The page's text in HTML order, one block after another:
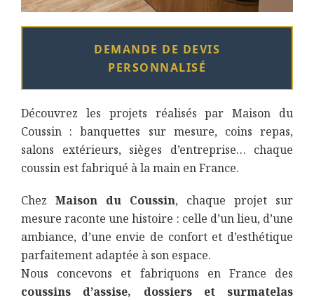
DEMANDE DE DEVIS
PERSONNALISÉ
Découvrez les projets réalisés par Maison du
Coussin : banquettes sur mesure, coins repas,
salons extérieurs, sièges d’entreprise… chaque
coussin est fabriqué à la main en France.
Chez Maison du Coussin, chaque projet sur
mesure raconte une histoire : celle d’un lieu, d’une
ambiance, d’une envie de confort et d’esthétique
parfaitement adaptée à son espace.
Nous concevons et fabriquons en France des
coussins d’assise, dossiers et surmatelas